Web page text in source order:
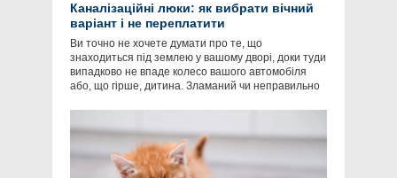
Каналізаційні люки: як вибрати вічний
варіант і не переплатити
Ви точно не хочете думати про те, що
знаходиться під землею у вашому дворі, доки туди
випадково не впаде колесо вашого автомобіля
або, що гірше, дитина. Зламаний чи неправильно